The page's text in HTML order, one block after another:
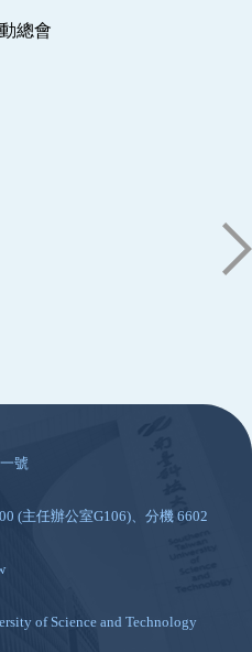
總會
號
(主任辦公室G106)、分機 6602
of Science and Technology